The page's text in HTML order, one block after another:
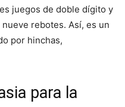
juegos de doble dígito y
rebotes. Así, es un
por hinchas,
para la